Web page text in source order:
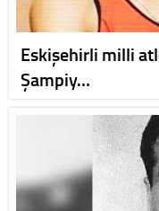
Eskişehirli milli
Şampiy…